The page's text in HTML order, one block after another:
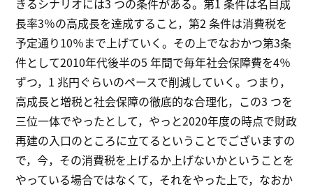
きるシナリオには3 つの条件がある。第1 条件は名目成
長率3％の高成長を達成すること，第2 条件は消費税を
予定通り10％まで上げていく。その上でなおかつ第3条
件として2010年代後半の5 年間で毎年社会保障費を4％
ずつ，1 兆円ぐらいのペースで削減していく。つまり，
高成長と増税と社会保障の徹底的な合理化，この3 つを
三位一体でやったとして，やっと2020年度の時点で財政
再建の入口のところに立てるということでございますの
で，今，その消費税を上げるか上げないかということを
やっている場合ではなくて，それをやった上で，なおか